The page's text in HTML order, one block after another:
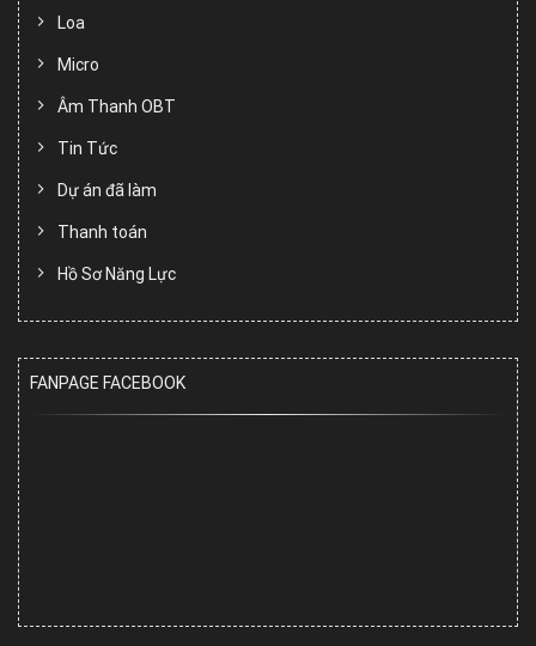
Loa
Micro
Âm Thanh OBT
Tin Tức
Dự án đã làm
Thanh toán
Hồ Sơ Năng Lực
FANPAGE FACEBOOK